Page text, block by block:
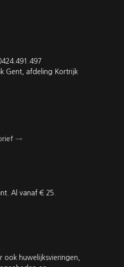
Gent, afdeling Kortrijk
→
Al vanaf € 25.
ook huwelijksvieringen,